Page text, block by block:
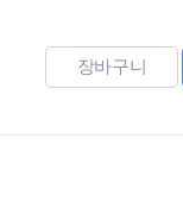
장바구니